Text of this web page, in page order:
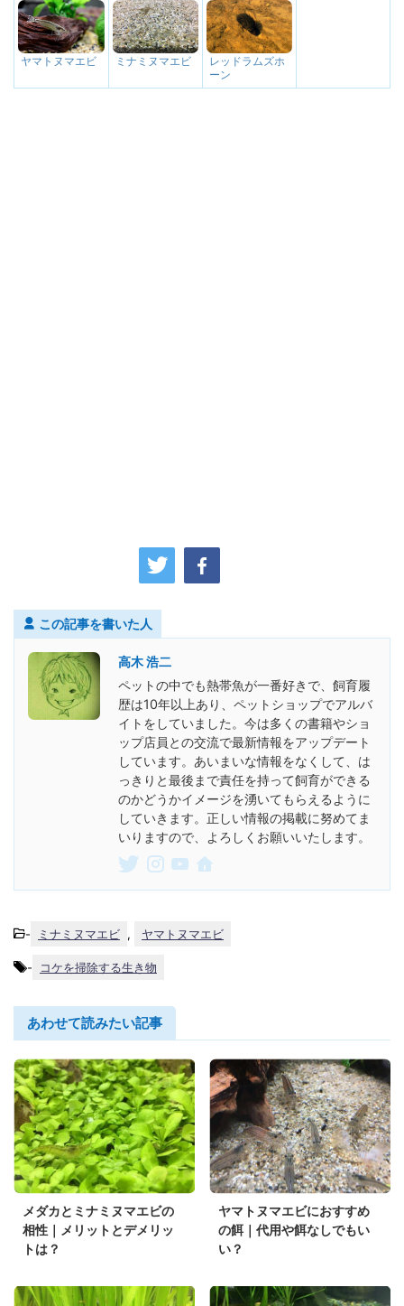
ヤマトヌマエビ ミナミヌマエビ
レッドラムズホ
ーン
この記事を書いた人
高木 浩二
ペットの中でも熱帯魚が一番好きで、飼育履
歴は10年以上あり、ペットショップでアルバ
イトをしていました。今は多くの書籍やショ
ップ店員との交流で最新情報をアップデート
しています。あいまいな情報をなくして、は
っきりと最後まで責任を持って飼育ができる
のかどうかイメージを湧いてもらえるように
していきます。正しい情報の掲載に努めてま
いりますので、よろしくお願いいたします。
- ミナミヌマエビ , ヤマトヌマエビ
- コケを掃除する生き物
あわせて読みたい記事
メダカとミナミヌマエビの
相性｜メリットとデメリッ
トは？
ヤマトヌマエビにおすすめ
の餌｜代用や餌なしでもい
い？